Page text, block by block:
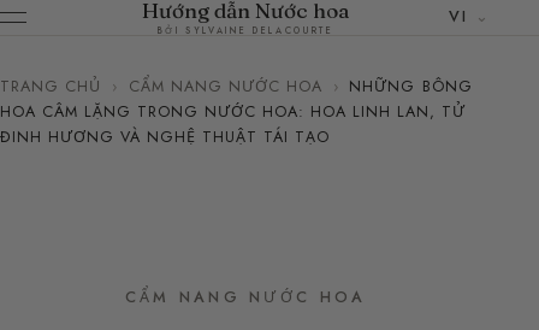
Hướng dẫn Nước hoa
BỞI SYLVAINE DELACOURTE
VI
TRANG CHỦ › CẨM NANG NƯỚC HOA › NHỮNG BÔNG
HOA CÂM LẶNG TRONG NƯỚC HOA: HOA LINH LAN, TỬ
ĐINH HƯƠNG VÀ NGHỆ THUẬT TÁI TẠO
CẨM NANG NƯỚC HOA